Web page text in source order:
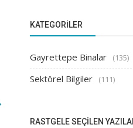
KATEGORILER
Gayrettepe Binalar (135)
Sektörel Bilgiler (111)
RASTGELE SEÇILEN